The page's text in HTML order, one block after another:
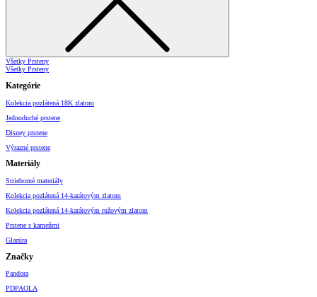
Všetky Prsteny
Všetky Prsteny
Kategórie
Kolekcia pozlátená 18K zlatom
Jednoduché prstene
Disney prstene
Výrazné prstene
Materiály
Strieborné materiály
Kolekcia pozlátená 14-karátovým zlatom
Kolekcia pozlátená 14-karátovým ružovým zlatom
Prstene s kameňmi
Glazúra
Značky
Pandora
PDPAOLA